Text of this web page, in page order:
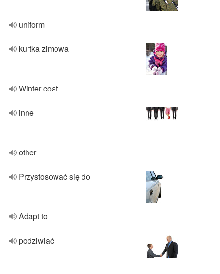
uniform
kurtka zimowa
Winter coat
inne
other
Przystosować się do
Adapt to
podziwiać